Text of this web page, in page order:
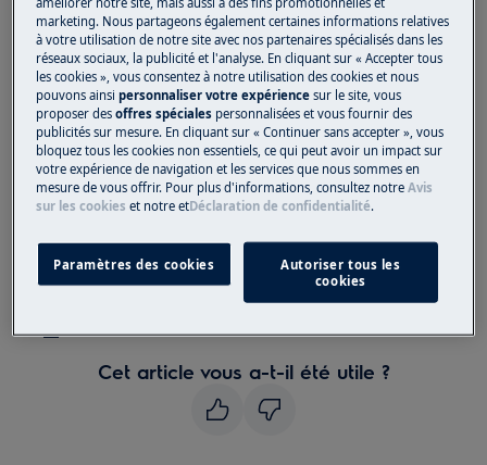
Concerne :
lave-vaisselle intégré
lave-vaisselle pose libre
Résolution :
1. Reportez-vous à la notice d'utilisation pour
de plus amples informations sur la manière
d'activer et de désactiver le signal.
Vous pouvez télécharger la notice d'utilisation .
ici
Cet article vous a-t-il été utile ?
marketing. Nous partageons également certaines informations relatives
à votre utilisation de notre site avec nos partenaires spécialisés dans les
réseaux sociaux, la publicité et l'analyse. En cliquant sur « Accepter tous
les cookies », vous consentez à notre utilisation des cookies et nous
pouvons ainsipersonnaliser votre expériencesur le site, vous
proposer desoffres spéciales personnalisées et vous fournir des
publicités sur mesure. En cliquant sur « Continuer sans accepter », vous
bloquez tous les cookies non essentiels, ce qui peut avoir un impact sur
votre expérience de navigation et les services que nous sommes en
mesure de vous offrir. Pour plus d'informations, consultez notreAvis
sur les cookies et notreetDéclaration de confidentialité.
Paramètres des cookies
Autoriser tous les
cookies